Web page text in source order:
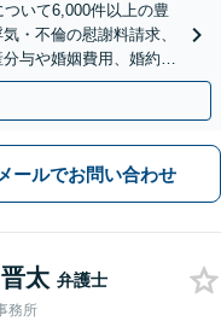
ついて6,000件以上の豊
・不倫の慰謝料請求、
与や婚姻費用、婚約破
です。
メールでお問い合わせ
太 弁護士
務所